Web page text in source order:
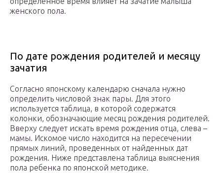
женского пола.
По дате рождения родителей и месяцу
зачатия
Согласно японскому календарю сначала нужно
определить числовой знак пары. Для этого
используется таблица, в которой содержатся
колонки, обозначающие месяц рождения родителей.
Вверху следует искать время рождения отца, слева –
мамы. Искомое число находится на пересечении
прямых линий, проведенных от найденных дат
рождения. Ниже представлена таблица выяснения
пола ребенка по японской методике.